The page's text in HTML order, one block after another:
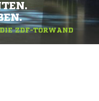
ZDF-TORWAND